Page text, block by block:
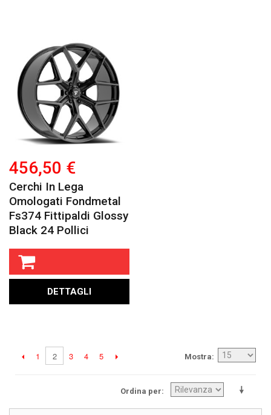
456,50 €
Cerchi In Lega
Omologati Fondmetal
Fs374 Fittipaldi Glossy
Black 24 Pollici
DETTAGLI
Mostra
1 2 3 4 5
Ordina per